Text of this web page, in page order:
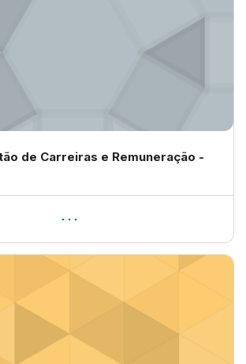
de Carreiras e Remuneração -